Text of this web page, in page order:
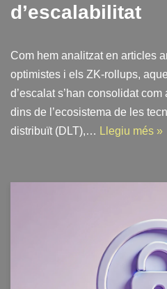
d’escalabilitat
Com hem analitzat en articles
optimistes i els ZK-rollups,
d’escalat s’han consolidat
dins de l’ecosistema de les
distribuït (DLT),… Llegiu més »